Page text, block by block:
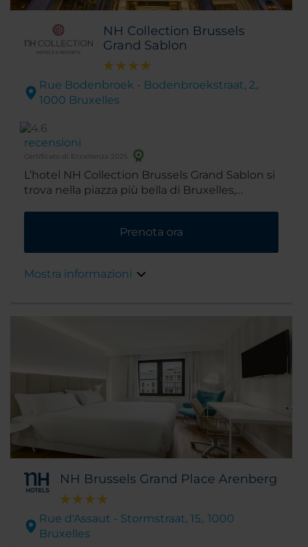
NH Collection Brussels
Grand Sablon
Rue Bodenbroek - Bodenbroekstraat, 2,.
1000 Bruxelles
recensioni
Certificato di Eccellenza 2025
L’hotel NH Collection Brussels Grand Sablon si
trova nella piazza più bella di Bruxelles,
esclusive boutique di Avenue Louise. E vicino
all'hotel ci sono anche il Grand Palace, il centro
Prenota ora
Mostra informazioni
NH Brussels Grand Place Arenberg
Rue d'Assaut - Stormstraat, 15,. 1000
Bruxelles